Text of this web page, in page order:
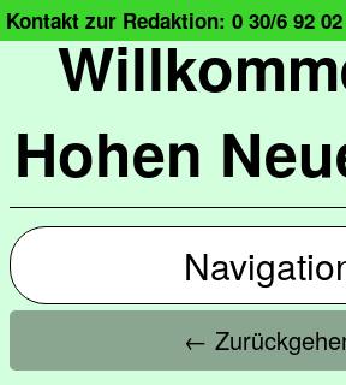
Hohen
Kontakt zur Redaktion: 0 30/6 92 02
←